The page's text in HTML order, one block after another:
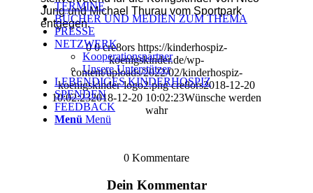
TERMINE
BÜCHER UND MEDIEN ZUM THEMA
PRESSE
NETZWERK
Kooperationspartner
Unsere Unterstützer
LEBENDIGES KINDERHOSPIZ
SPENDEN
FEEDBACK
Menü Menü
Jung und Michael Thurau vom Sportpark
entgegen.
0 0 cre8ors https://kinderhospiz-
koenigskinder.de/wp-
content/uploads/2022/02/kinderhospiz-
koenigskinder-logo2.png cre8ors2018-12-20
10:02:232018-12-20 10:02:23Wünsche werden
wahr
0 Kommentare
Dein Kommentar